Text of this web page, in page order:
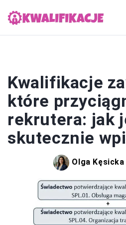
Kwalifikacje
które
rekrutera: jak
skutecznie
Olga Kęsicka